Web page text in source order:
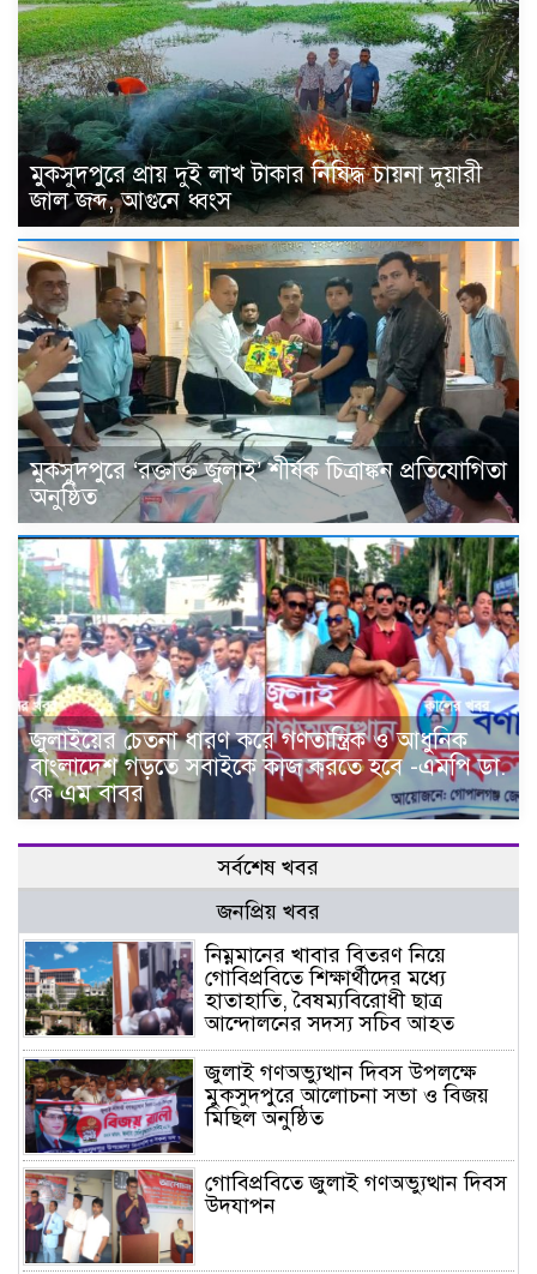
মুকসুদপুরে প্রায় দুই লাখ টাকার নিষিদ্ধ চায়না দুয়ারী
জাল জব্দ, আগুনে ধ্বংস
মুকসুদপুরে ‘রক্তাক্ত জুলাই’ শীর্ষক চিত্রাঙ্কন প্রতিযোগিতা
অনুষ্ঠিত
জুলাইয়ের চেতনা ধারণ করে গণতান্ত্রিক ও আধুনিক
বাংলাদেশ গড়তে সবাইকে কাজ করতে হবে -এমপি ডা.
কে এম বাবর
সর্বশেষ খবর
জনপ্রিয় খবর
নিম্নমানের খাবার বিতরণ নিয়ে
গোবিপ্রবিতে শিক্ষার্থীদের মধ্যে
হাতাহাতি, বৈষম্যবিরোধী ছাত্র
আন্দোলনের সদস্য সচিব আহত
জুলাই গণঅভ্যুত্থান দিবস উপলক্ষে
মুকসুদপুরে আলোচনা সভা ও বিজয়
মিছিল অনুষ্ঠিত
গোবিপ্রবিতে জুলাই গণঅভ্যুত্থান দিবস
উদযাপন